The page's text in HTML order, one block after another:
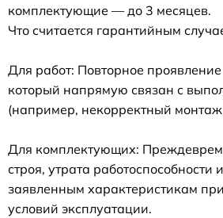
комплектующие — до 3 месяцев.
Что считается гарантийным
Для работ: Повторное
который напрямую связан с
(например, некорректный монтаж
Для комплектующих:
строя, утрата работоспособности
заявленным характеристикам
условий эксплуатации.